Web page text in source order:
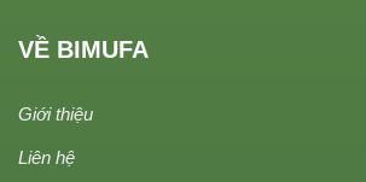
VỀ BIMUFA
Giới thiệu
Liên hệ